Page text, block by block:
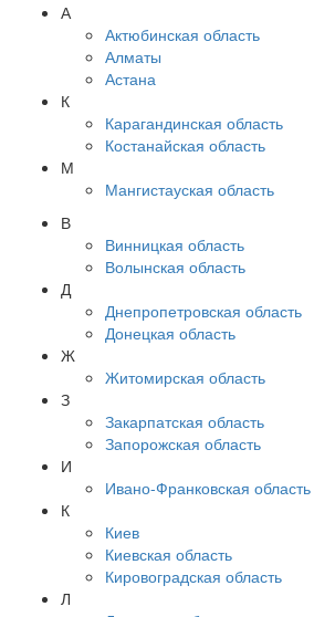
А
Актюбинская область
Алматы
Астана
К
Карагандинская область
Костанайская область
М
Мангистауская область
В
Винницкая область
Волынская область
Д
Днепропетровская область
Донецкая область
Ж
Житомирская область
З
Закарпатская область
Запорожская область
И
Ивано-Франковская область
К
Киев
Киевская область
Кировоградская область
Л